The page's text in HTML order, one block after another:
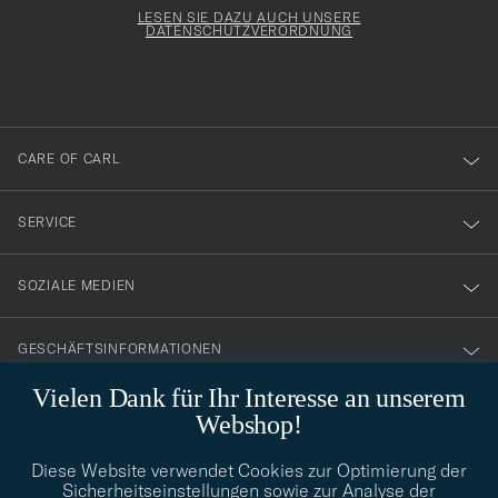
Vielen Dank für Ihr Interesse an unserem
Webshop!
Diese Website verwendet Cookies zur Optimierung der
Sicherheitseinstellungen sowie zur Analyse der
dig
till
vårt
nyhetsbrev!
LESEN SIE DAZU AUCH UNSERE
DATENSCHUTZVERORDNUNG
CARE OF CARL
SERVICE
SOZIALE MEDIEN
GESCHÄFTSINFORMATIONEN
Benötigen Sie Hilfe bei der Suche nach Ihrem persönlichen Stil?